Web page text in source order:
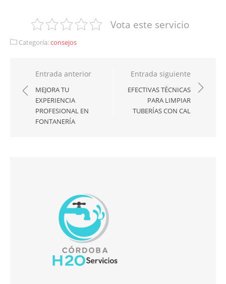
Vota este servicio
Categoría:consejos
Navegación
de
entradas
Entrada anterior
MEJORA TU
EXPERIENCIA
PROFESIONAL EN
FONTANERÍA
Entrada siguiente
EFECTIVAS TÉCNICAS
PARA LIMPIAR
TUBERÍAS CON CAL